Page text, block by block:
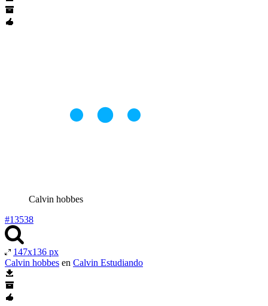
Calvin hobbes
#13538
147x136 px
Calvin hobbes en Calvin Estudiando